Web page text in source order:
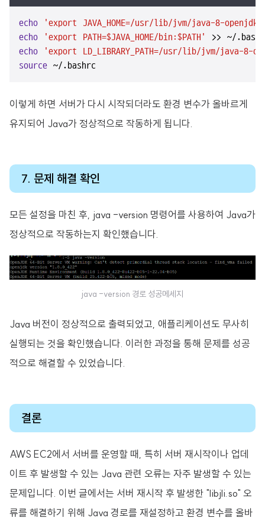
echo
'export JAVA_HOME=/usr/lib/jvm/java-8-openjdk-
echo
'export PATH=$JAVA_HOME/bin:$PATH'
echo
'export LD_LIBRARY_PATH=/usr/lib/jvm/java-8-
source ~/.bashrc
이렇게 하면 서버가 다시 시작되더라도 환경 변수가 올바르게
유지되어 Java가 정상적으로 작동하게 됩니다.
7. 문제 해결 확인
모든 설정을 마친 후, java -version 명령어를 사용하여 Java가
정상적으로 작동하는지 확인했습니다.
java -version 경로 성공메세지
Java 버전이 정상적으로 출력되었고, 애플리케이션도 무사히
실행되는 것을 확인했습니다. 이러한 과정을 통해 문제를 성공
적으로 해결할 수 있었습니다.
결론
AWS EC2에서 서버를 운영할 때, 특히 서버 재시작이나 업데
이트 후 발생할 수 있는 Java 관련 오류는 자주 발생할 수 있는
문제입니다. 이번 글에서는 서버 재시작 후 발생한 "libjli.so" 오
류를 해결하기 위해 Java 경로를 재설정하고 환경 변수를 올바